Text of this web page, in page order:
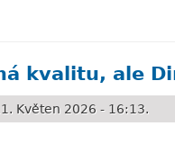
kvalitu, ale
Květen 2026 - 16:13.